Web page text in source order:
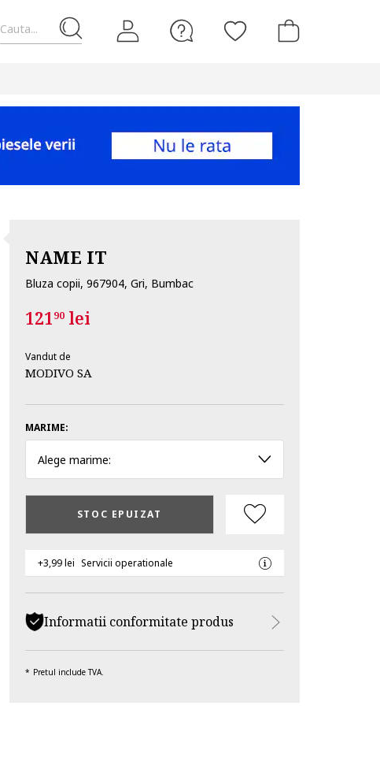
Cauta...
NAME IT
Bluza copii, 967904, Gri, Bumbac
12190lei
Vandut de
MODIVO SA
MARIME:
Alege marime:
STOC EPUIZAT
+3,99 lei Servicii operationale
Informatii conformitate produs
Pretul include TVA.